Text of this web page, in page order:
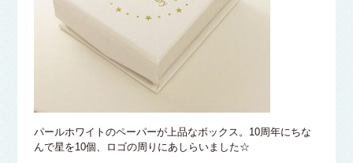
パールホワイトのペーパーが上品なボックス。10周年にちな
んで星を10個、ロゴの周りにあしらいました☆